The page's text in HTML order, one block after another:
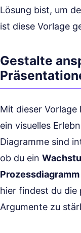
Lösung bist, um
ist diese Vorlage
Gestalte
Mit dieser
ein visuelles
Diagramme sind
ob du ein
Prozessdiagramm
hier findest du die
Argumente zu